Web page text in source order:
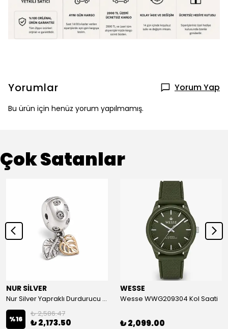
Yorumlar Yorum Yap
Bu ürün için henüz yorum yapılmamış.
Çok Satanlar
NUR SİLVER
Nur Silver Yapraklı Durdurucu Gümüş Charm - NUR-CM00501
%16
₺ 2,586.47
₺ 2,173.50
WESSE
Wesse WWG209304 Kol Saati
₺ 2,099.00